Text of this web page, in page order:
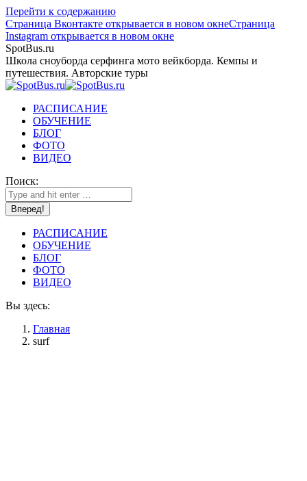
Перейти к содержанию
Страница Вконтакте открывается в новом окнеСтраница
Instagram открывается в новом окне
SpotBus.ru
Школа сноуборда серфинга мото вейкборда. Кемпы и
путешествия. Авторские туры
РАСПИСАНИЕ
ОБУЧЕНИЕ
БЛОГ
ФОТО
ВИДЕО
Поиск:
РАСПИСАНИЕ
ОБУЧЕНИЕ
БЛОГ
ФОТО
ВИДЕО
Вы здесь:
Главная
surf